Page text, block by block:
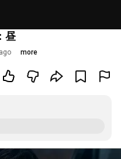
昼
more